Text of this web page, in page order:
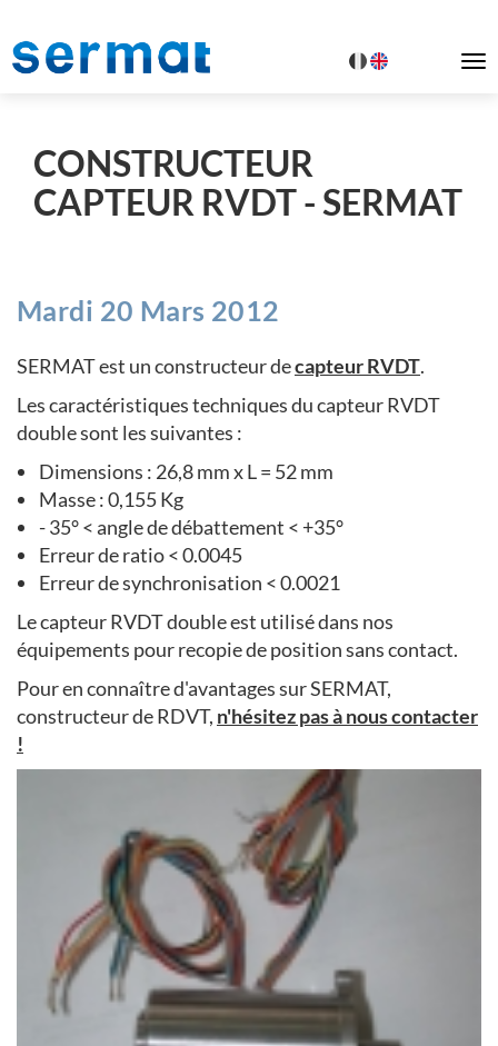
CONSTRUCTEUR
CAPTEUR RVDT - SERMAT
Mardi 20 Mars 2012
SERMAT est un constructeur decapteur RVDT.
Les caractéristiques techniques du capteur RVDT
double sont les suivantes :
Dimensions : 26,8 mm x L = 52 mm
Masse : 0,155 Kg
- 35° < angle de débattement < +35°
Erreur de ratio < 0.0045
Erreur de synchronisation < 0.0021
Le capteur RVDT double est utilisé dans nos
équipements pour recopie de position sans contact.
Pour en connaître d'avantages sur SERMAT,
constructeur de RDVT, n'hésitez pas à nous contacter
!